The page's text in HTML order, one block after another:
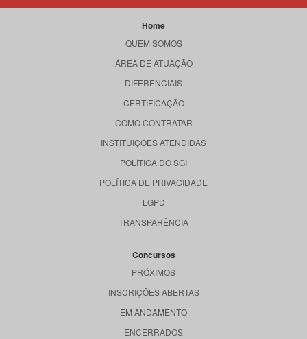
Home
QUEM SOMOS
ÁREA DE ATUAÇÃO
DIFERENCIAIS
CERTIFICAÇÃO
COMO CONTRATAR
INSTITUIÇÕES ATENDIDAS
POLÍTICA DO SGI
POLÍTICA DE PRIVACIDADE
LGPD
TRANSPARÊNCIA
Concursos
PRÓXIMOS
INSCRIÇÕES ABERTAS
EM ANDAMENTO
ENCERRADOS